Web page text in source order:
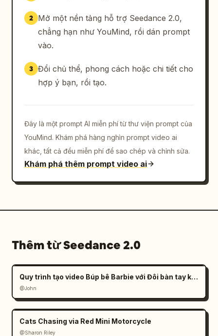
2
Mở một nền tảng hỗ trợ Seedance 2.0,
chẳng hạn như YouMind, rồi dán prompt
vào.
3 Đổi chủ thể, phong cách hoặc chi tiết cho
hợp ý bạn, rồi tạo.
Đây là một prompt AI miễn phí từ thư viện prompt của
YouMind. Khám phá hàng nghìn prompt video ai
khác, tất cả đều miễn phí để sao chép và chỉnh sửa.
Khám phá thêm prompt video ai
Thêm từ Seedance 2.0
Quy trình tạo video Búp bê Barbie với Đôi bàn tay khổng lồ
@John
Cats Chasing via Red Mini Motorcycle
@Sharon Riley